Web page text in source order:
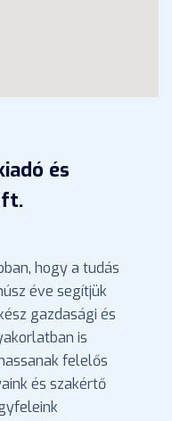
és
hogy a tudás
éve segítjük
gazdasági és
is
felelős
és szakértő